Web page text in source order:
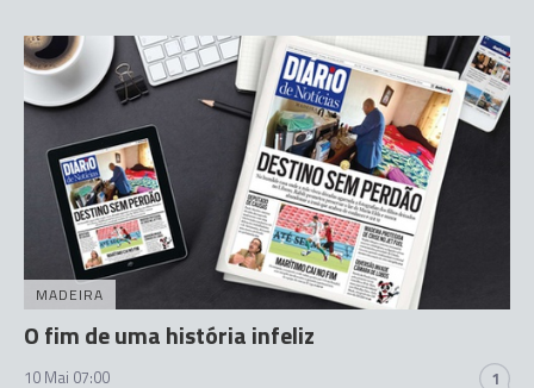
MADEIRA
O fim de uma história infeliz
10 Mai 07:00 1